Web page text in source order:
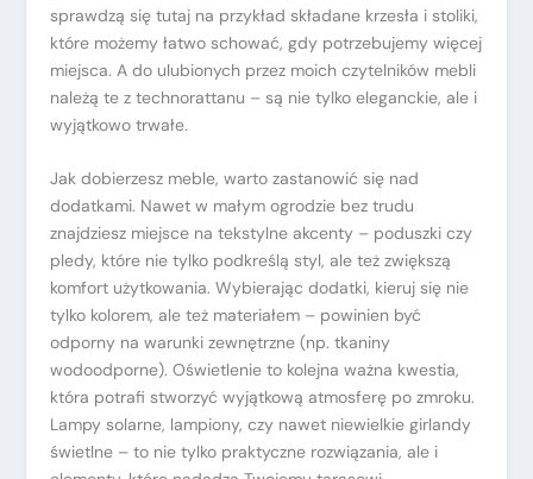
sprawdzą się tutaj na przykład składane krzesła i stoliki,
które możemy łatwo schować, gdy potrzebujemy więcej
miejsca. A do ulubionych przez moich czytelników mebli
należą te z technorattanu – są nie tylko eleganckie, ale i
wyjątkowo trwałe.
Jak dobierzesz meble, warto zastanowić się nad
dodatkami. Nawet w małym ogrodzie bez trudu
znajdziesz miejsce na tekstylne akcenty – poduszki czy
pledy, które nie tylko podkreślą styl, ale też zwiększą
komfort użytkowania. Wybierając dodatki, kieruj się nie
tylko kolorem, ale też materiałem – powinien być
odporny na warunki zewnętrzne (np. tkaniny
wodoodporne). Oświetlenie to kolejna ważna kwestia,
która potrafi stworzyć wyjątkową atmosferę po zmroku.
Lampy solarne, lampiony, czy nawet niewielkie girlandy
świetlne – to nie tylko praktyczne rozwiązania, ale i